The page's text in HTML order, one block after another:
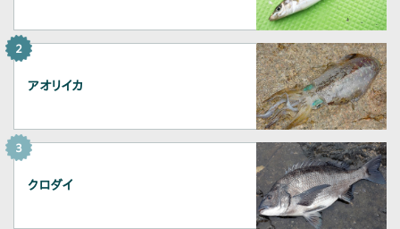
2
アオリイカ
3
クロダイ